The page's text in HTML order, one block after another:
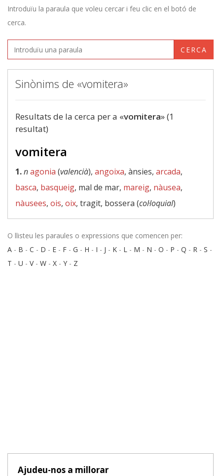
Introduïu la paraula que voleu cercar i feu clic en el botó de
cerca.
CERCA
Sinònims de «vomitera»
Resultats de la cerca per a «vomitera» (1
resultat)
vomitera
1.nagonia (valencià), angoixa, ànsies, arcada,
basca, basqueig, mal de mar, mareig, nàusea,
nàusees, ois, oix, tragit, bossera (col·loquial)
O llisteu les paraules o expressions que comencen per:
A - B - C - D - E - F - G - H - I - J - K - L - M - N - O - P - Q - R - S -
T - U - V- W - X - Y - Z
Ajudeu-nos a millorar